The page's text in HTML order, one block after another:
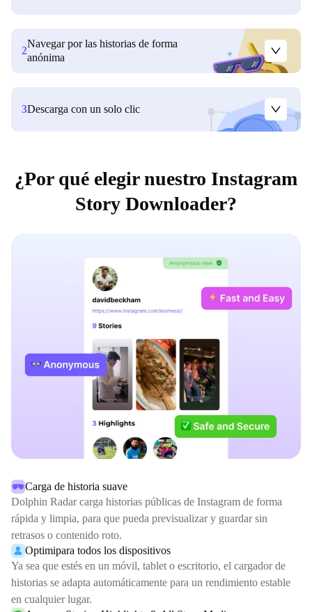
2
Navegar por las historias de forma
anónima
3Descarga con un solo clic
¿Por qué elegir nuestro Instagram
Story Downloader?
Carga de historia suave
Dolphin Radar carga historias públicas de Instagram de forma
rápida y limpia, para que pueda previsualizar y guardar sin
retrasos o contenido roto.
Optimipara todos los dispositivos
Ya sea que estés en un móvil, tablet o escritorio, el cargador de
historias se adapta automáticamente para un rendimiento estable
en cualquier lugar.